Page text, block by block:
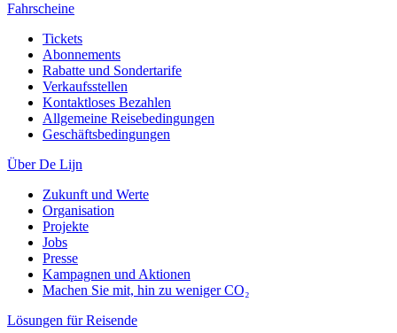
Fahrscheine
Tickets
Abonnements
Rabatte und Sondertarife
Verkaufsstellen
Kontaktloses Bezahlen
Allgemeine Reisebedingungen
Geschäftsbedingungen
Über De Lijn
Zukunft und Werte
Organisation
Projekte
Jobs
Presse
Kampagnen und Aktionen
Machen Sie mit, hin zu weniger CO₂
Lösungen für Reisende